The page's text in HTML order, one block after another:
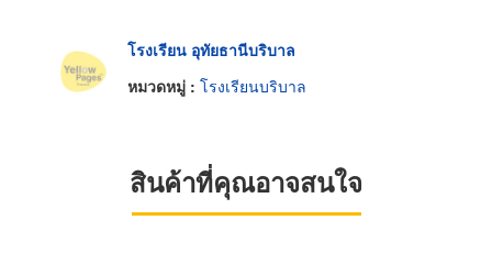
โรงเรียน อุทัยธานีบริบาล
หมวดหมู่ : โรงเรียนบริบาล
สินค้าที่คุณอาจสนใจ